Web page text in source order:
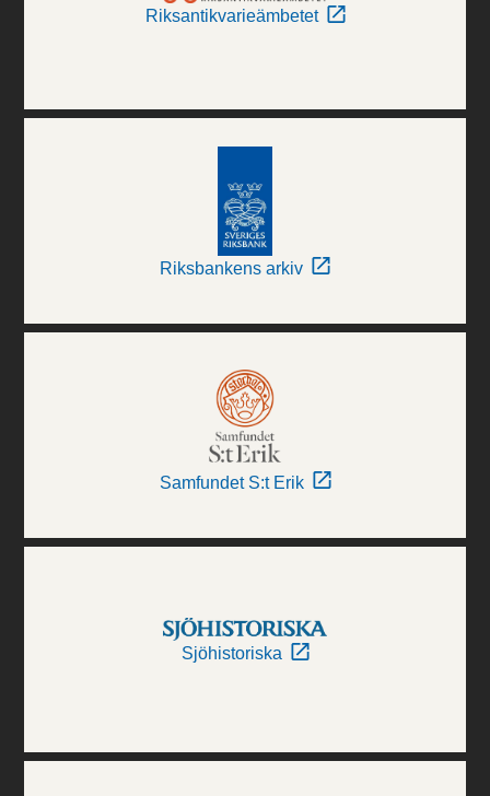
Riksantikvarieämbetet
Riksbankens arkiv
Samfundet S:t Erik
Sjöhistoriska